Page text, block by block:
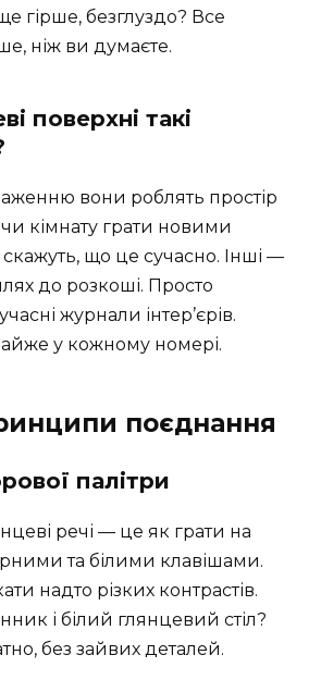
гірше, безглуздо? Все
ніж ви думаєте.
поверхні такі
вони роблять простір
кімнату грати новими
що це сучасно. Інші —
до розкоші. Просто
журнали інтер’єрів.
у кожному номері.
поєднання
палітри
речі — це як грати на
та білими клавішами.
надто різких контрастів.
і білий глянцевий стіл?
без зайвих деталей.